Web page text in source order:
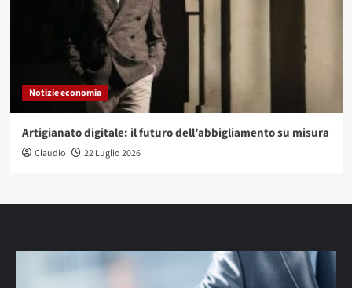
Notizie economia
Artigianato digitale: il futuro dell’abbigliamento su misura
Claudio 22 Luglio 2026